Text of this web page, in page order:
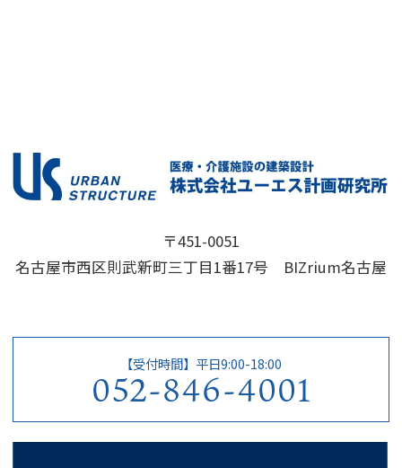
〒451-0051
名古屋市西区則武新町三丁目1番17号 BIZrium名古屋
【受付時間】平日9:00-18:00
052-846-4001